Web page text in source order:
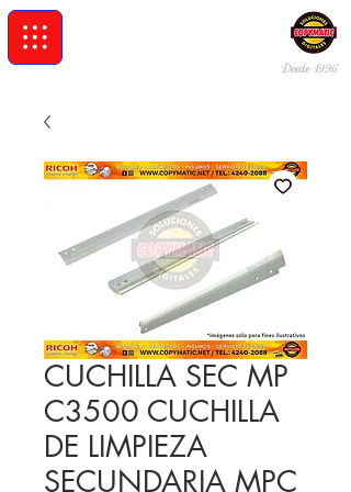
Desde 1996
CUCHILLA SEC MP
C3500 CUCHILLA
DE LIMPIEZA
SECUNDARIA MPC